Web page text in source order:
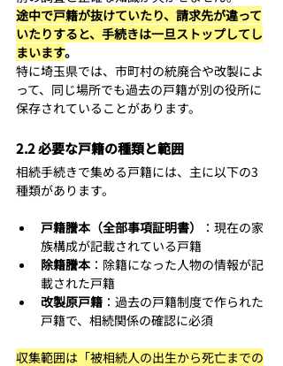
途中で戸籍が抜けていたり、請求先が違って
いたりすると、手続きは一旦ストップしてし
まいます。
特に埼玉県では、市町村の統廃合や改製によ
って、同じ場所でも過去の戸籍が別の役所に
保存されていることがあります。
2.2 必要な戸籍の種類と範囲
相続手続きで集める戸籍には、主に以下の3
種類があります。
戸籍謄本（全部事項証明書）
：現在の家
族構成が記載されている戸籍
除籍謄本：除籍になった人物の情報が記
載された戸籍
改製原戸籍 ：過去の戸籍制度で作られた
戸籍で、相続関係の確認に必須
収集範囲は「被相続人の出生から死亡までの